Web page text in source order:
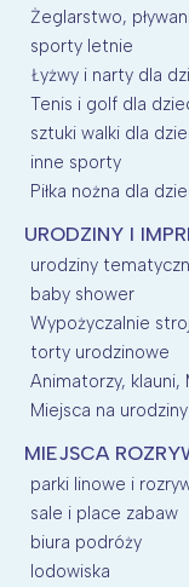
Żeglarstwo,
sporty letnie
Łyżwy i narty dla
Tenis i golf dla
sztuki walki dla
inne sporty
Piłka nożna dla
URODZINY I
urodziny
baby shower
Wypożyczalnie
torty urodzinowe
Animatorzy, klauni,
Miejsca na
MIEJSCA
parki linowe i
sale i place zabaw
biura podróży
lodowiska